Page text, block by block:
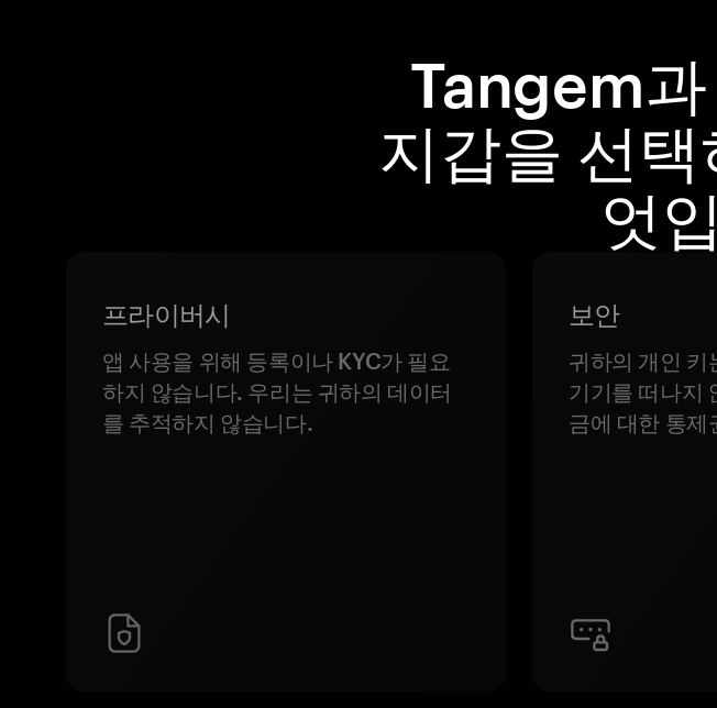
Tangem
지갑을 선
엇
프라이버시
앱 사용을 위해 등록이나 KYC가 필요
하지 않습니다. 우리는 귀하의 데이터
를 추적하지 않습니다.
보안
귀하의 개인 키
기기를 떠나지
금에 대한 통제